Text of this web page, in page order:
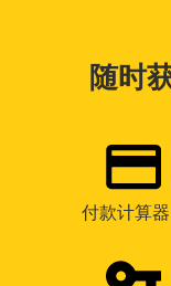
随时
付款计算器